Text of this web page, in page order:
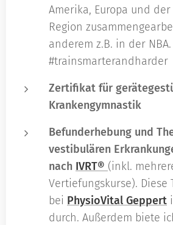
Amerika, Europa und der
Region
anderem z.B. in der NBA.
#trainsmarterandharder
Zertifikat für
Krankengymnastik
Befunderhebung und
vestibulären
nach IVRT® (inkl.
Vertiefungskurse). Diese
bei PhysioVital Geppert
durch. Außerdem biete